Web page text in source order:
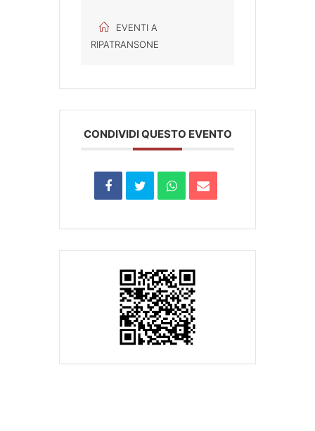
EVENTI A
RIPATRANSONE
CONDIVIDI QUESTO EVENTO